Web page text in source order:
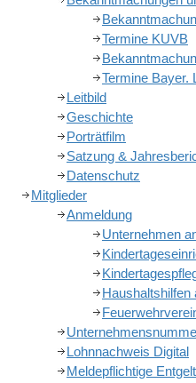
Termine KUVB
Termine Bayer.
Leitbild
Geschichte
Porträtfilm
Satzung &
Datenschutz
Mitglieder
Anmeldung
Unternehmen
Haushaltshilfen
Lohnnachweis Digital
Meldepflichtige